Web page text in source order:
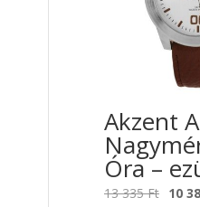
Akzent
Óra –
13 335Ft 10